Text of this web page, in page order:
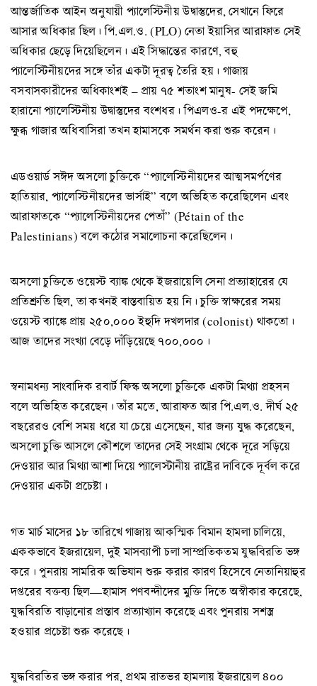
আন্তর্জাতিক আইন অনুযায়ী প্যালেস্টিনীয় উদ্বাস্তুদের, সেখানে ফিরে
আসার অধিকার ছিল। পি.এল.ও. (PLO) নেতা ইয়াসির আরাফাত সেই
অধিকার ছেড়ে দিয়েছিলেন। এই সিদ্ধান্তের কারণে, বহু
প্যালেস্টিনীয়দের সঙ্গে তাঁর একটা দূরত্ব তৈরি হয়। গাজায়
বসবাসকারীদের অধিকাংশই – প্রায় ৭৫ শতাংশ মানুষ- সেই জমি
হারানো প্যালেস্টিনীয় উদ্বাস্তুদের বংশধর। পিএলও-র এই পদক্ষেপে,
ক্ষুব্ধ গাজার অধিবাসিরা তখন হামাসকে সমর্থন করা শুরু করেন।
এডওয়ার্ড সঈদ অসলো চুক্তিকে “প্যালেস্টিনীয়দের আত্মসমর্পণের
হাতিয়ার, প্যালেস্টিনীয়দের ভার্সাই” বলে অভিহিত করেছিলেন এবং
আরাফাতকে “প্যালেস্টিনীয়দের পেতাঁ” (Pétain of the
Palestinians) বলে কঠোর সমালোচনা করেছিলেন।
অসলো চুক্তিতে ওয়েস্ট ব্যাঙ্ক থেকে ইজরায়েলি সেনা প্রত্যাহারের যে
প্রতিশ্রুতি ছিল, তা কখনই বাস্তবায়িত হয় নি। চুক্তি স্বাক্ষরের সময়
ওয়েস্ট ব্যাঙ্কে প্রায় ২৫০,০০০ ইহুদি দখলদার (colonist) থাকতো।
আজ তাদের সংখ্যা বেড়ে দাঁড়িয়েছে ৭০০,০০০।
স্বনামধন্য সাংবাদিক রবার্ট ফিস্ক অসলো চুক্তিকে একটা মিথ্যা প্রহসন
বলে অভিহিত করেছেন। তাঁর মতে, আরাফত আর পি.এল.ও. দীর্ঘ ২৫
বছরেরও বেশি সময় ধরে যা চেয়ে এসেছেন, যার জন্য যুদ্ধ করেছেন,
অসলো চুক্তি আসলে কৌশলে তাদের সেই সংগ্রাম থেকে দূরে সড়িয়ে
দেওয়ার আর মিথ্যা আশা দিয়ে প্যালেস্টানীয় রাষ্ট্রের দাবিকে দূর্বল করে
দেওয়ার একটা প্রচেষ্টা।
গত মার্চ মাসের ১৮ তারিখে গাজায় আকস্মিক বিমান হামলা চালিয়ে,
এককভাবে ইজরায়েল, দুই মাসব্যাপী চলা সাম্প্রতিকতম যুদ্ধবিরতি ভঙ্গ
করে। পুনরায় সামরিক অভিযান শুরু করার কারণ হিসেবে নেতানিয়াহুর
দপ্তরের বক্তব্য ছিল—হামাস পণবন্দীদের মুক্তি দিতে অস্বীকার করেছে,
যুদ্ধবিরতি বাড়ানোর প্রস্তাব প্রত্যাখ্যান করেছে এবং পুনরায় সশস্ত্র
হওয়ার প্রচেষ্টা শুরু করেছে।
যুদ্ধবিরতির ভঙ্গ করার পর, প্রথম রাতভর হামলায় ইজরায়েল ৪০০